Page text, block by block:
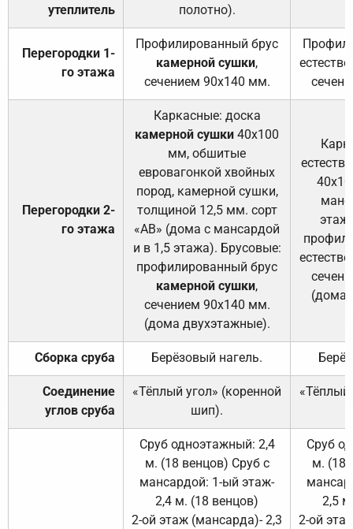
утеплитель
полотно).
Перегородки 1-
го этажа
Профилированный брус
камерной сушки,
сечением 90х140 мм.
Перегородки 2-
го этажа
Каркасные: доска
камерной сушки 40х100
мм, обшитые
евровагонкой хвойных
пород, камерной сушки,
толщиной 12,5 мм. сорт
«АВ» (дома с мансардой
и в 1,5 этажа). Брусовые:
профилированный брус
камерной сушки,
сечением 90х140 мм.
(дома двухэтажные).
(дома
Сборка сруба Берёзовый нагель.
Соединение
углов сруба
«Тёплый угол» (коренной
шип).
«Тёплый
Сруб одноэтажный: 2,4
м. (18 венцов) Сруб с
мансардой: 1-ый этаж-
2,4 м. (18 венцов)
2-ой этаж (мансарда)- 2,3
Сруб
м. (18
2,5
2-ой